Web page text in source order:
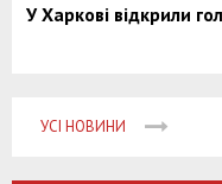
У Харкові відкрили
УСІ НОВИНИ